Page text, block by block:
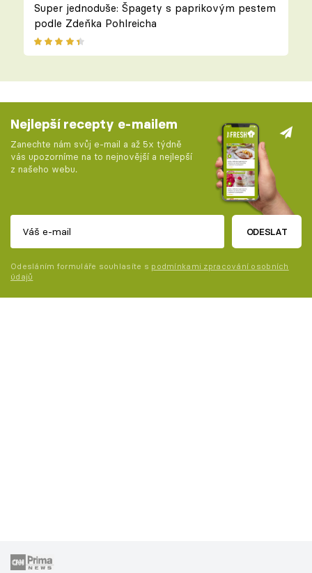
Super jednoduše: Špagety s paprikovým pestem
podle Zdeňka Pohlreicha
Nejlepší recepty e-mailem
Zanechte nám svůj e-mail a až 5x týdně
vás upozorníme na to nejnovější a nejlepší
z našeho webu.
ODESLAT
Odesláním formuláře souhlasíte s podmínkami zpracování osobních
údajů